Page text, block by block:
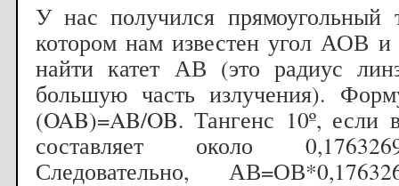
У нас получился прямоугольный
котором нам известен угол АОВ
найти катет АВ (это радиус
большую часть излучения).
(OAB)=AB/OB. Тангенс 10º, если
составляет около
Следовательно,